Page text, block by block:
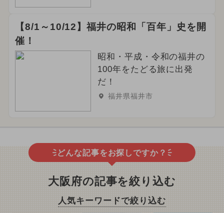
【8/1～10/12】福井の昭和「百年」史を開
催！
昭和・平成・令和の福井の
100年をたどる旅に出発
だ！
福井県福井市
どんな記事をお探しですか？
大阪府の記事を絞り込む
人気キーワードで絞り込む